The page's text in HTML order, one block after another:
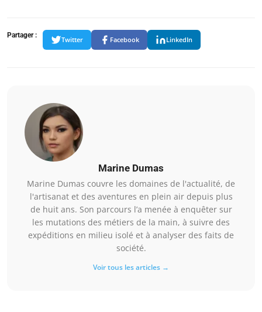
Partager :
Twitter Facebook LinkedIn
Marine Dumas
Marine Dumas couvre les domaines de l'actualité, de
l'artisanat et des aventures en plein air depuis plus
de huit ans. Son parcours l’a menée à enquêter sur
les mutations des métiers de la main, à suivre des
expéditions en milieu isolé et à analyser des faits de
société.
Voir tous les articles →